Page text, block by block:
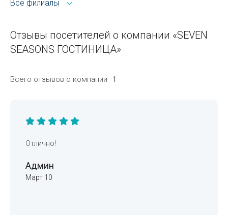
Все филиалы
Отзывы посетителей о компании «SEVEN
SEASONS ГОСТИНИЦА»
Всего отзывов о компании 1
Отлично!
Админ
Март 10